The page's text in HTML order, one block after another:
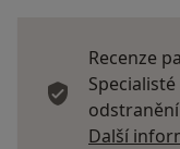
Recenze
Další